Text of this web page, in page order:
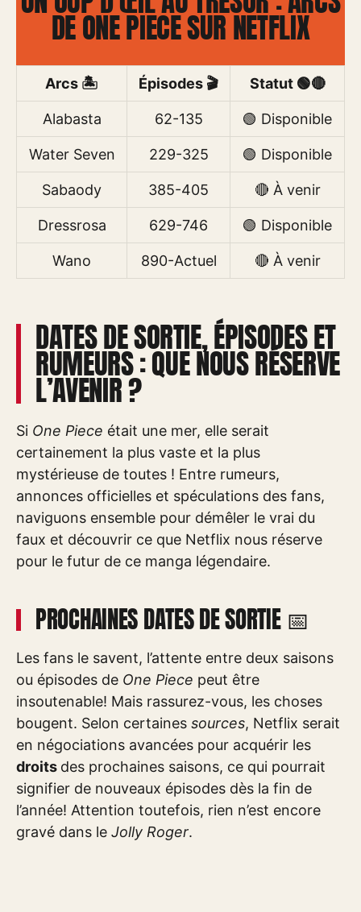
DE ONE PIECE SUR NETFLIX
Arcs 🏝️ Épisodes 🎬 Statut 🟢🔴
Alabasta 62-135 🟢 Disponible
Water Seven 229-325 🟢 Disponible
Sabaody 385-405 🔴 À venir
Dressrosa 629-746 🟢 Disponible
Wano 890-Actuel 🔴 À venir
DATES DE SORTIE, ÉPISODES ET
RUMEURS : QUE NOUS RÉSERVE
L’AVENIR ?
Si One Piece était une mer, elle serait
certainement la plus vaste et la plus
mystérieuse de toutes ! Entre rumeurs,
annonces officielles et spéculations des fans,
naviguons ensemble pour démêler le vrai du
faux et découvrir ce que Netflix nous réserve
pour le futur de ce manga légendaire.
PROCHAINES DATES DE SORTIE 📅
Les fans le savent, l’attente entre deux saisons
ou épisodes de One Piece peut être
insoutenable! Mais rassurez-vous, les choses
bougent. Selon certaines sources, Netflix serait
en négociations avancées pour acquérir les
droits des prochaines saisons, ce qui pourrait
signifier de nouveaux épisodes dès la fin de
l’année! Attention toutefois, rien n’est encore
gravé dans le Jolly Roger.